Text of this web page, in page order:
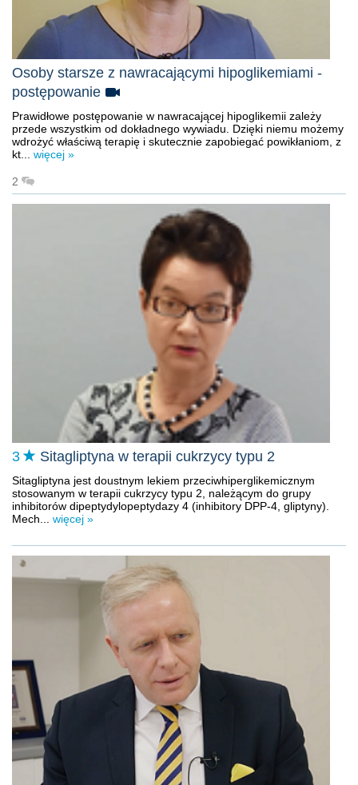
Osoby starsze z nawracającymi hipoglikemiami -
postępowanie
Prawidłowe postępowanie w nawracającej hipoglikemii zależy
przede wszystkim od dokładnego wywiadu. Dzięki niemu możemy
wdrożyć właściwą terapię i skutecznie zapobiegać powikłaniom, z
kt...
więcej »
2
3 Sitagliptyna w terapii cukrzycy typu 2
Sitagliptyna jest doustnym lekiem przeciwhiperglikemicznym
stosowanym w terapii cukrzycy typu 2, należącym do grupy
inhibitorów dipeptydylopeptydazy 4 (inhibitory DPP-4, gliptyny).
Mech...
więcej »